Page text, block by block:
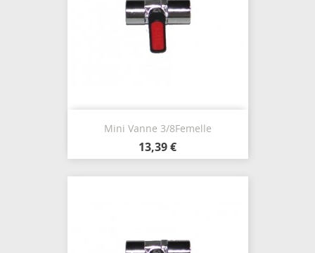
Mini Vanne 3/8Femelle
13,39 €